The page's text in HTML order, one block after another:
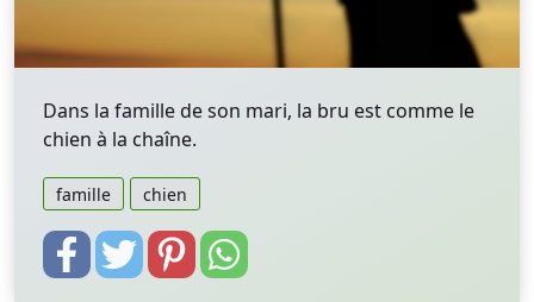
Dans la famille de son mari, la bru est comme le
chien à la chaîne.
famille chien